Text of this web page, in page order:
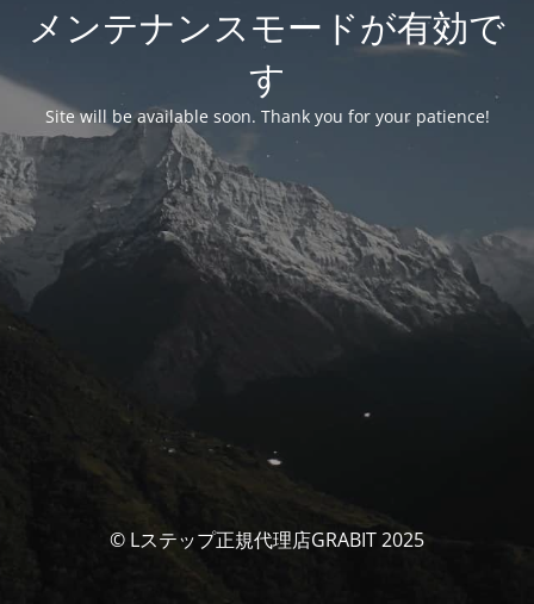
メンテナンスモードが有効で
す
Site will be available soon. Thank you for your patience!
© Lステップ正規代理店GRABIT 2025